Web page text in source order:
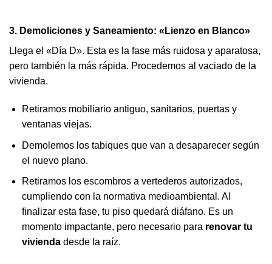
3. Demoliciones y Saneamiento: «Lienzo en Blanco»
Llega el «Día D». Esta es la fase más ruidosa y aparatosa,
pero también la más rápida. Procedemos al vaciado de la
vivienda.
Retiramos mobiliario antiguo, sanitarios, puertas y
ventanas viejas.
Demolemos los tabiques que van a desaparecer según
el nuevo plano.
Retiramos los escombros a vertederos autorizados,
cumpliendo con la normativa medioambiental. Al
finalizar esta fase, tu piso quedará diáfano. Es un
momento impactante, pero necesario para renovar tu
viviendadesde la raíz.